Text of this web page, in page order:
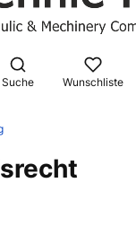
Suchmaschine öffnen
Suche Wunschliste